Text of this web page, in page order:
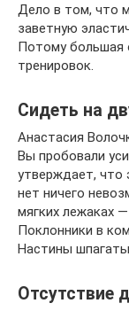
Дело в том, что
заветную
Потому большая
тренировок.
Сидеть на
Анастасия
Вы пробовали
утверждает, что
нет ничего
мягких лежаках
Поклонники в
Настины шпагаты
Отсутствие